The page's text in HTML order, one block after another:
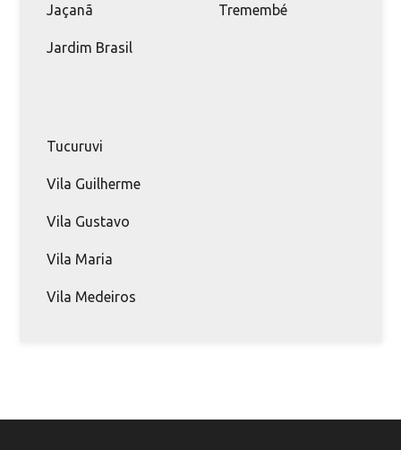
Jaçanã
Jardim Brasil
Tremembé
Tucuruvi
Vila Guilherme
Vila Gustavo
Vila Maria
Vila Medeiros